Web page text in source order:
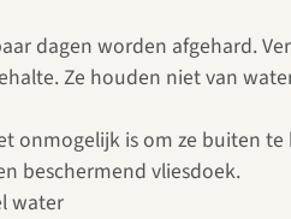
dagen worden afgehard.
Ze houden niet van
is om ze buiten te
beschermend vliesdoek.
water